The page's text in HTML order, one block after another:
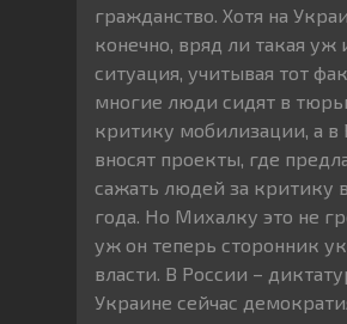
гражданство. Хотя на
конечно, вряд ли такая уж
ситуация, учитывая тот
многие люди сидят в
критику мобилизации, а в
вносят проекты, где
сажать людей за критику
года. Но Михалку это не
уж он теперь сторонник
власти. В России –
Украине сейчас